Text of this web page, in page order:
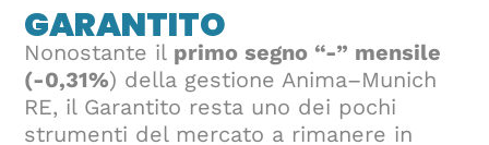
GARANTITO
Nonostante il primo segno “-” mensile
(-0,31%) della gestione Anima–Munich
RE, il Garantito resta uno dei pochi
strumenti del mercato a rimanere in